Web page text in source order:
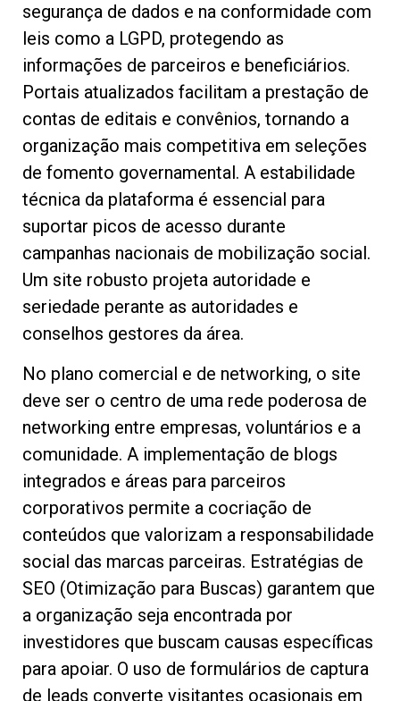
segurança de dados e na conformidade com
leis como a LGPD, protegendo as
informações de parceiros e beneficiários.
Portais atualizados facilitam a prestação de
contas de editais e convênios, tornando a
organização mais competitiva em seleções
de fomento governamental. A estabilidade
técnica da plataforma é essencial para
suportar picos de acesso durante
campanhas nacionais de mobilização social.
Um site robusto projeta autoridade e
seriedade perante as autoridades e
conselhos gestores da área.
No plano comercial e de networking, o site
deve ser o centro de uma rede poderosa de
networking entre empresas, voluntários e a
comunidade. A implementação de blogs
integrados e áreas para parceiros
corporativos permite a cocriação de
conteúdos que valorizam a responsabilidade
social das marcas parceiras. Estratégias de
SEO (Otimização para Buscas) garantem que
a organização seja encontrada por
investidores que buscam causas específicas
para apoiar. O uso de formulários de captura
de leads converte visitantes ocasionais em